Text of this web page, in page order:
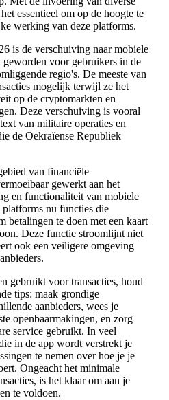
essentieel om op de hoogte te
werking van deze platforms.
is de verschuiving naar mobiele
geworden voor gebruikers in de
regio's. De meeste van
mogelijk terwijl ze het
op de cryptomarkten en
Deze verschuiving is vooral
van militaire operaties en
de Oekraïense Republiek
van financiële
gewerkt aan het
en functionaliteit van mobiele
nu functies die
betalingen te doen met een kaart
Deze functie stroomlijnt niet
ook een veiligere omgeving
gebruikt voor transacties, houd
tips: maak grondige
aanbieders, wees je
openbaarmakingen, en zorg
service gebruikt. In veel
in de app wordt verstrekt je
te nemen over hoe je je
Ongeacht het minimale
is het klaar om aan je
te voldoen.